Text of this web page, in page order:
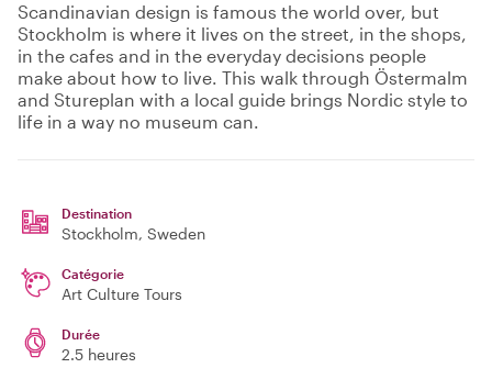
Scandinavian design is famous the world over, but
Stockholm is where it lives on the street, in the shops,
in the cafes and in the everyday decisions people
make about how to live. This walk through Östermalm
and Stureplan with a local guide brings Nordic style to
life in a way no museum can.
Destination
Stockholm, Sweden
Catégorie
Art Culture Tours
Durée
2.5 heures